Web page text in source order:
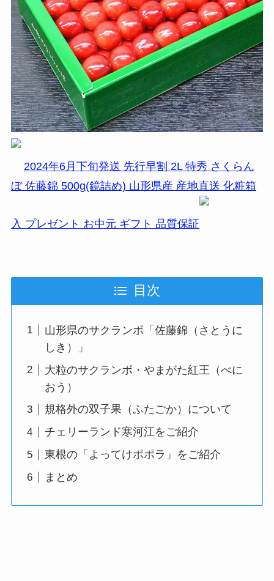
2024年6月下旬発送 先行早割 2L 特秀 さくらん
ぼ 佐藤錦 500g(鏡詰め) 山形県産 産地直送 化粧箱
入 プレゼント お中元 ギフト 品質保証
目次
山形県のサクランボ「佐藤錦（さとうに
しき）」
大粒のサクランボ・やまがた紅王（べに
おう）
規格外の双子果（ふたごか）について
チェリーランド寒河江をご紹介
東根の「よってけポポラ」をご紹介
まとめ